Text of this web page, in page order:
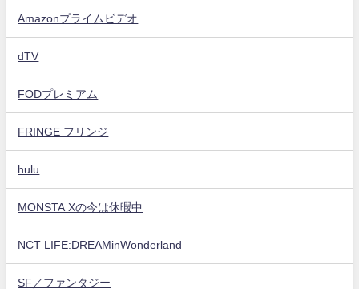
Amazonプライムビデオ
dTV
FODプレミアム
FRINGE フリンジ
hulu
MONSTA Xの今は休暇中
NCT LIFE:DREAMinWonderland
SF／ファンタジー